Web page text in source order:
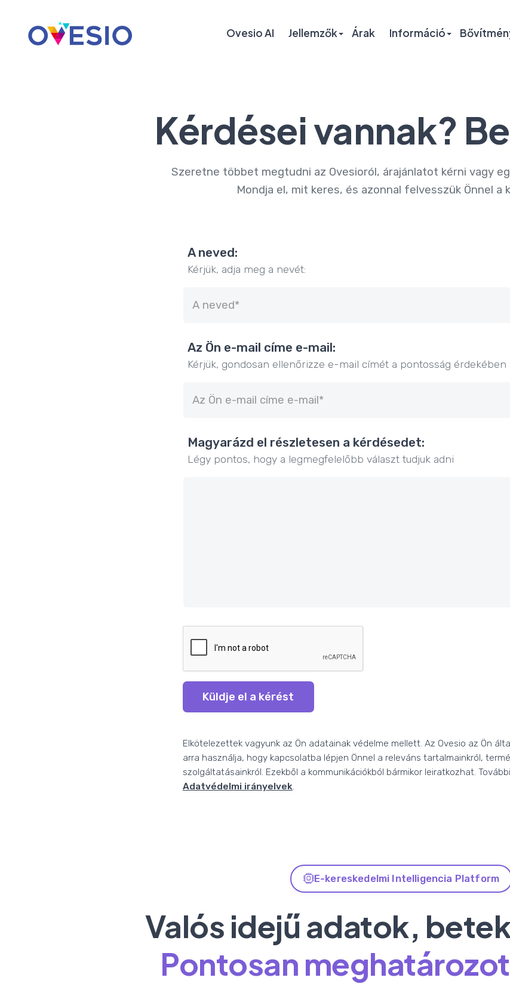
Ovesio AI Jellemzők Árak Információ
Kérdései vannak?
Szeretne többet megtudni az Ovesioról, árajánlatot kérni vagy
Mondja el, mit keres, és azonnal felvesszük Önnel a
A neved:
Kérjük, adja meg a nevét:
Az Ön e-mail címe e-mail:
Kérjük, gondosan ellenőrizze e-mail címét a pontosság érdekében
Magyarázd el részletesen a kérdésedet:
Légy pontos, hogy a legmegfelelőbb választ tudjuk adni
Küldje el a kérést
Elkötelezettek vagyunk az Ön adatainak védelme mellett. Az Ovesio az Ön
arra használja, hogy kapcsolatba lépjen Önnel a releváns tartalmainkról,
szolgáltatásainkról. Ezekből a kommunikációkból bármikor leiratkozhat.
Adatvédelmi irányelvek
E-kereskedelmi Intelligencia Platform
Valós idejű adatok,
Pontosan